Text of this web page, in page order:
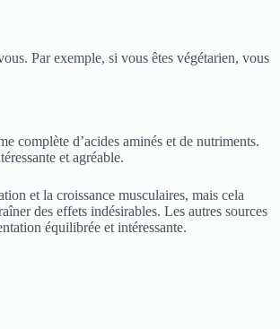
Par exemple, si vous êtes végétarien, vous
complète d’acides aminés et de nutriments.
et agréable.
et la croissance musculaires, mais cela
des effets indésirables. Les autres sources
équilibrée et intéressante.